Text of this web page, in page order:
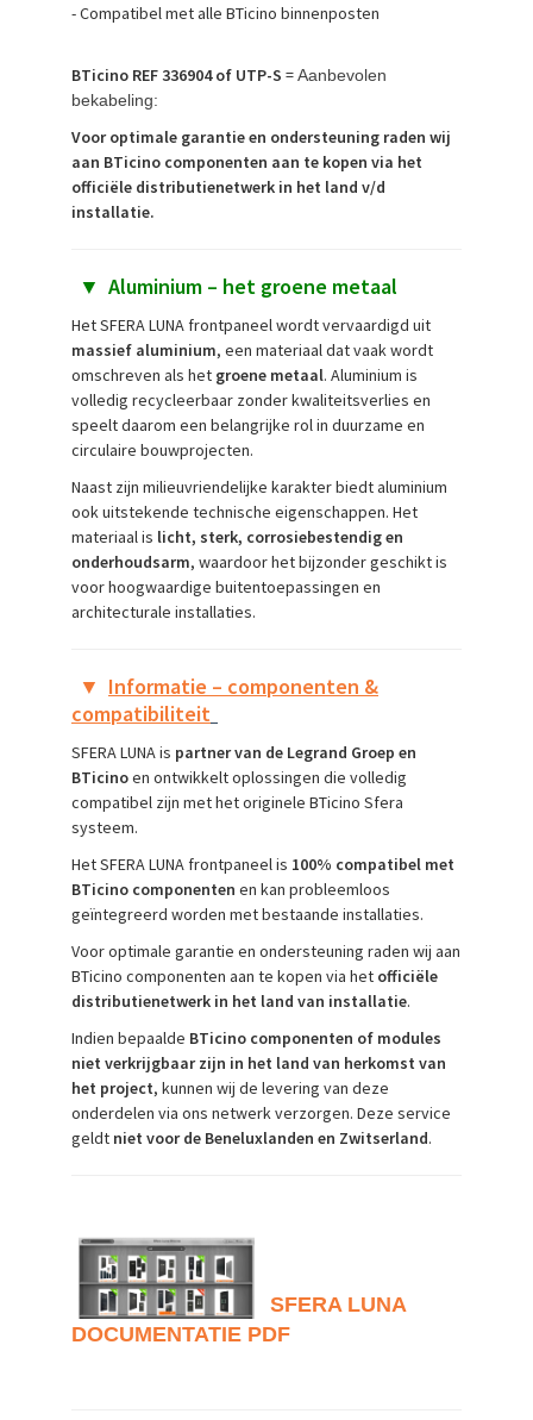
- Compatibel met alle BTicino binnenposten
BTicino REF 336904 of UTP-S =Aanbevolen
bekabeling:
Voor optimale garantie en ondersteuning raden wij
aan BTicino componenten aan te kopen via het
officiële distributienetwerk in het land v/d
installatie.
▼ Aluminium – het groene metaal
Het SFERA LUNA frontpaneel wordt vervaardigd uit
massief aluminium, een materiaal dat vaak wordt
omschreven als het groene metaal. Aluminium is
volledig recycleerbaar zonder kwaliteitsverlies en
speelt daarom een belangrijke rol in duurzame en
circulaire bouwprojecten.
Naast zijn milieuvriendelijke karakter biedt aluminium
ook uitstekende technische eigenschappen. Het
materiaal is licht, sterk, corrosiebestendig en
onderhoudsarm, waardoor het bijzonder geschikt is
voor hoogwaardige buitentoepassingen en
architecturale installaties.
▼ Informatie – componenten &
compatibiliteit
SFERA LUNA is partner van de Legrand Groep en
BTicinoen ontwikkelt oplossingen die volledig
compatibel zijn met het originele BTicino Sfera
systeem.
Het SFERA LUNA frontpaneel is 100% compatibel met
BTicino componenten en kan probleemloos
geïntegreerd worden met bestaande installaties.
Voor optimale garantie en ondersteuning raden wij aan
BTicino componenten aan te kopen via het officiële
distributienetwerk in het land van installatie.
Indien bepaalde BTicino componenten of modules
niet verkrijgbaar zijn in het land van herkomst van
het project, kunnen wij de levering van deze
onderdelen via ons netwerk verzorgen. Deze service
geldt niet voor de Beneluxlanden en Zwitserland.
SFERA LUNA
DOCUMENTATIE PDF